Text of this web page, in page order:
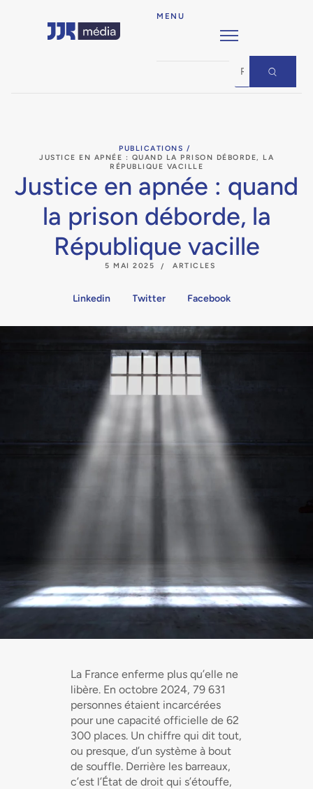
MENU
PUBLICATIONS /
JUSTICE EN APNÉE : QUAND LA PRISON DÉBORDE, LA
RÉPUBLIQUE VACILLE
Justice en apnée : quand
la prison déborde, la
République vacille
5 MAI 2025 ARTICLES
Linkedin Twitter Facebook
La France enferme plus qu’elle ne
libère. En octobre 2024, 79 631
personnes étaient incarcérées
pour une capacité officielle de 62
300 places. Un chiffre qui dit tout,
ou presque, d’un système à bout
de souffle. Derrière les barreaux,
c’est l’État de droit qui s’étouffe,